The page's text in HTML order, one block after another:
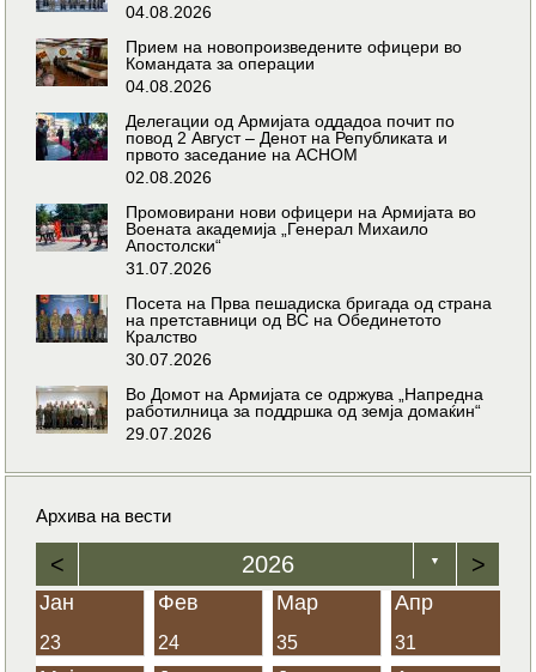
04.08.2026
Прием на новопроизведените офицери во
Командата за операции
04.08.2026
Делегации од Армијата оддадоа почит по
повод 2 Август – Денот на Републиката и
првото заседание на АСНОМ
02.08.2026
Промовирани нови офицери на Армијата во
Воената академија „Генерал Михаило
Апостолски“
31.07.2026
Посета на Прва пешадиска бригада од страна
на претставници од ВС на Обединетото
Кралство
30.07.2026
Во Домот на Армијата се одржува „Напредна
работилница за поддршка од земја домаќин“
29.07.2026
Архива на вести
< 2026 ▼ >
Јан
23
Фев
24
Мар
35
Апр
31